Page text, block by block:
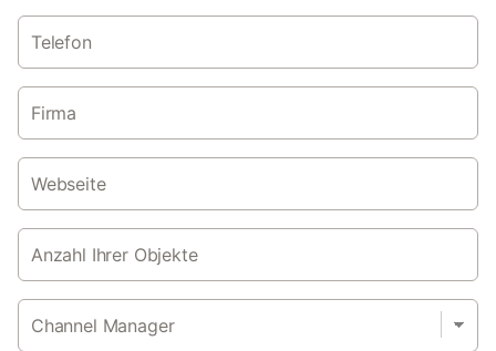
Telefon
Firma
Webseite
Anzahl Ihrer Objekte
Channel Manager